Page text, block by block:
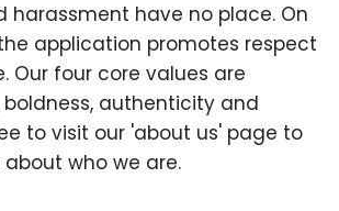
harassment have no place. On
application promotes respect
Our four core values are
boldness, authenticity and
to visit our 'about us' page to
who we are.